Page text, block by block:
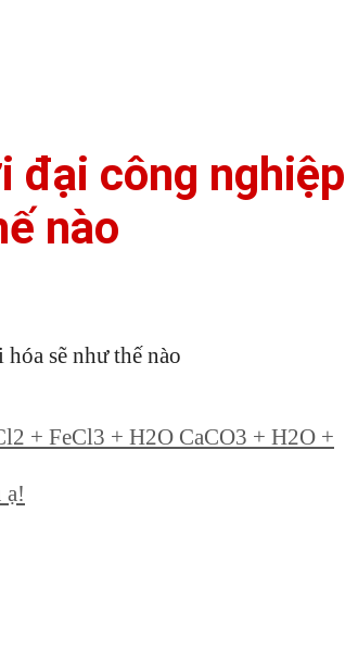
đại công nghiệp
nào
sẽ như thế nào
+ FeCl3 + H2O CaCO3 + H2O +
ạ!